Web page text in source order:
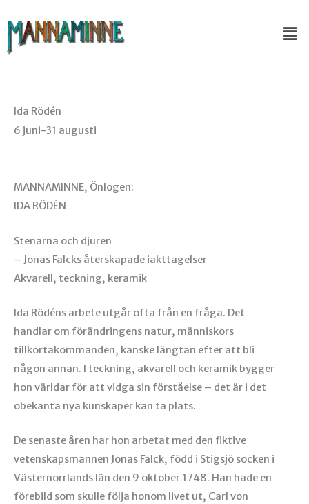
till
innehåll
Ida Rödén
6 juni-31 augusti
MANNAMINNE, Önlogen:
IDA RÖDÉN
Stenarna och djuren
– Jonas Falcks återskapade iakttagelser
Akvarell, teckning, keramik
Ida Rödéns arbete utgår ofta från en fråga. Det
handlar om förändringens natur, människors
tillkortakommanden, kanske längtan efter att bli
någon annan. I teckning, akvarell och keramik bygger
hon världar för att vidga sin förståelse – det är i det
obekanta nya kunskaper kan ta plats.
De senaste åren har hon arbetat med den fiktive
vetenskapsmannen Jonas Falck, född i Stigsjö socken i
Västernorrlands län den 9 oktober 1748. Han hade en
förebild som skulle följa honom livet ut, Carl von